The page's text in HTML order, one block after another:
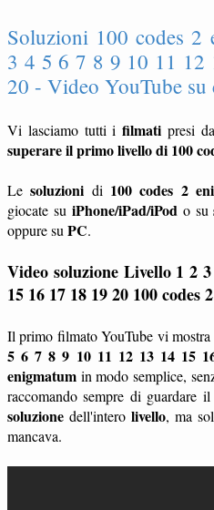
Soluzioni 100 codes
3 4 5 6 7 8 9 10 11 12
20 - Video YouTube su
Vi lasciamo tutti ifilmati presi da
superare il primo livello di 100
Lesoluzioni di 100 codes 2
giocate su iPhone/iPad/iPod o su
oppure su PC.
Video soluzione Livello 1 2
15 16 17 18 19 20 100 codes
Il primo filmato YouTube vi mostra
5 6 7 8 9 10 11 12 13 14 15
enigmatum in modo semplice,
raccomando sempre di guardare
soluzione dell'intero livello, ma
mancava.